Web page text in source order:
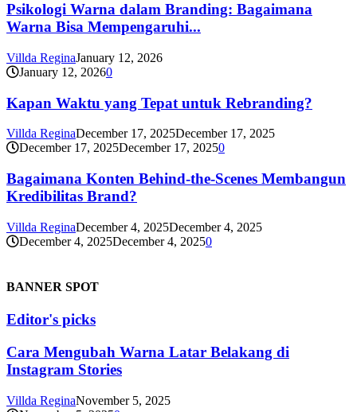
Psikologi Warna dalam Branding: Bagaimana
Warna Bisa Mempengaruhi...
Villda ReginaJanuary 12, 2026
January 12, 20260
Kapan Waktu yang Tepat untuk Rebranding?
Villda ReginaDecember 17, 2025December 17, 2025
December 17, 2025December 17, 20250
Bagaimana Konten Behind-the-Scenes Membangun
Kredibilitas Brand?
Villda ReginaDecember 4, 2025December 4, 2025
December 4, 2025December 4, 20250
BANNER SPOT
Editor's picks
Cara Mengubah Warna Latar Belakang di
Instagram Stories
Villda ReginaNovember 5, 2025